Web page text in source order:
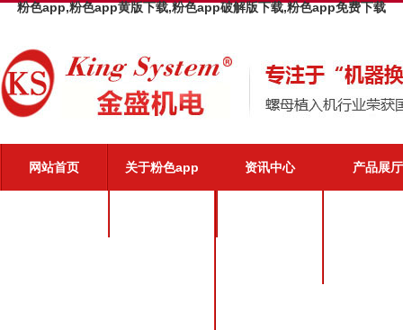
粉色app,粉色app黄版下载,粉色app破解版下载,粉色app免费下载
网站首页 关于粉色app 资讯中心 产品展厅